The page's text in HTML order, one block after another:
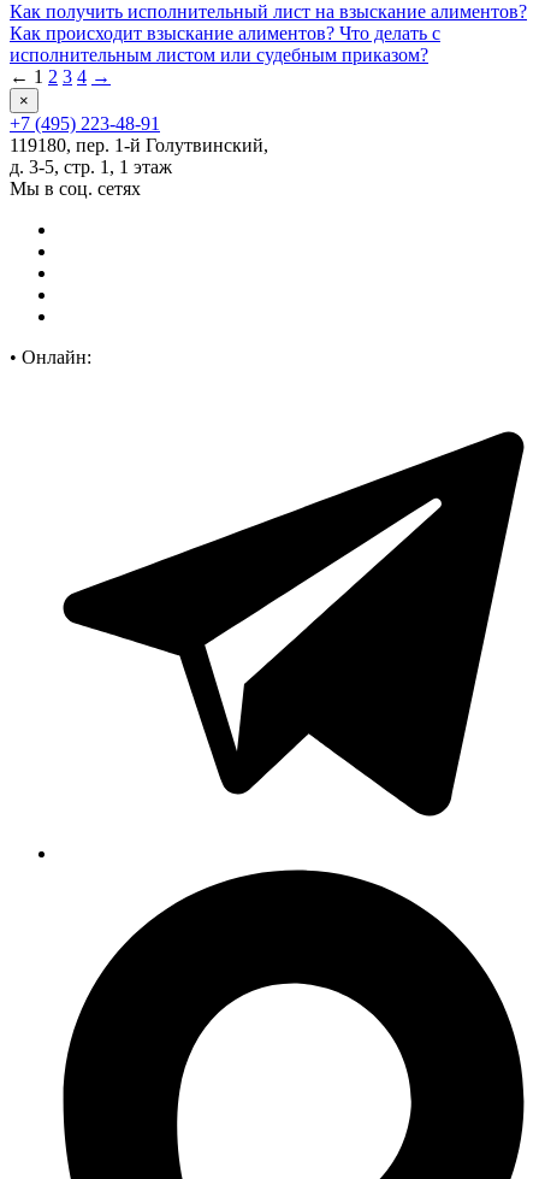
Как получить исполнительный лист на взыскание алиментов?
Как происходит взыскание алиментов? Что делать с
исполнительным листом или судебным приказом?
← 1 2 3 4 →
×
+7 (495) 223-48-91
119180, пер. 1-й Голутвинский,
д. 3-5, стр. 1, 1 этаж
Мы в соц. сетях
• Онлайн: